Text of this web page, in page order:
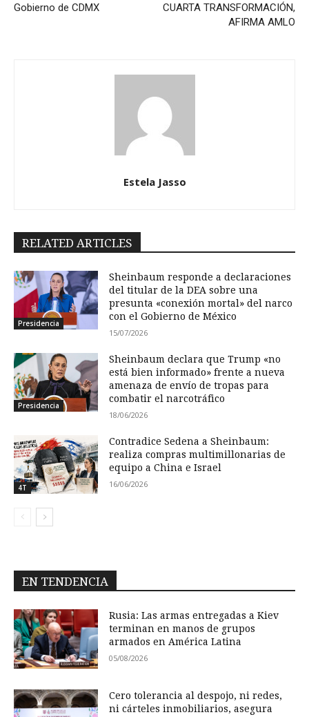
Gobierno de CDMX
CUARTA TRANSFORMACIÓN,
AFIRMA AMLO
Estela Jasso
RELATED ARTICLES
Presidencia
Sheinbaum responde a declaraciones
del titular de la DEA sobre una
presunta «conexión mortal» del narco
con el Gobierno de México
15/07/2026
Presidencia
Sheinbaum declara que Trump «no
está bien informado» frente a nueva
amenaza de envío de tropas para
combatir el narcotráfico
18/06/2026
4T
Contradice Sedena a Sheinbaum:
realiza compras multimillonarias de
equipo a China e Israel
16/06/2026
EN TENDENCIA
Rusia: Las armas entregadas a Kiev
terminan en manos de grupos
armados en América Latina
05/08/2026
Cero tolerancia al despojo, ni redes,
ni cárteles inmobiliarios, asegura